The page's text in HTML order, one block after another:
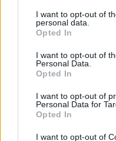
I want to opt-out of
personal data.
Opted In
I want to opt-out of
Personal Data.
Opted In
I want to opt-out of
Personal Data for
Opted In
I want to opt-out of